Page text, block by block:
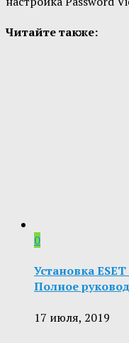
Читайте также:
0
Установка
Полное
17 июля, 2019